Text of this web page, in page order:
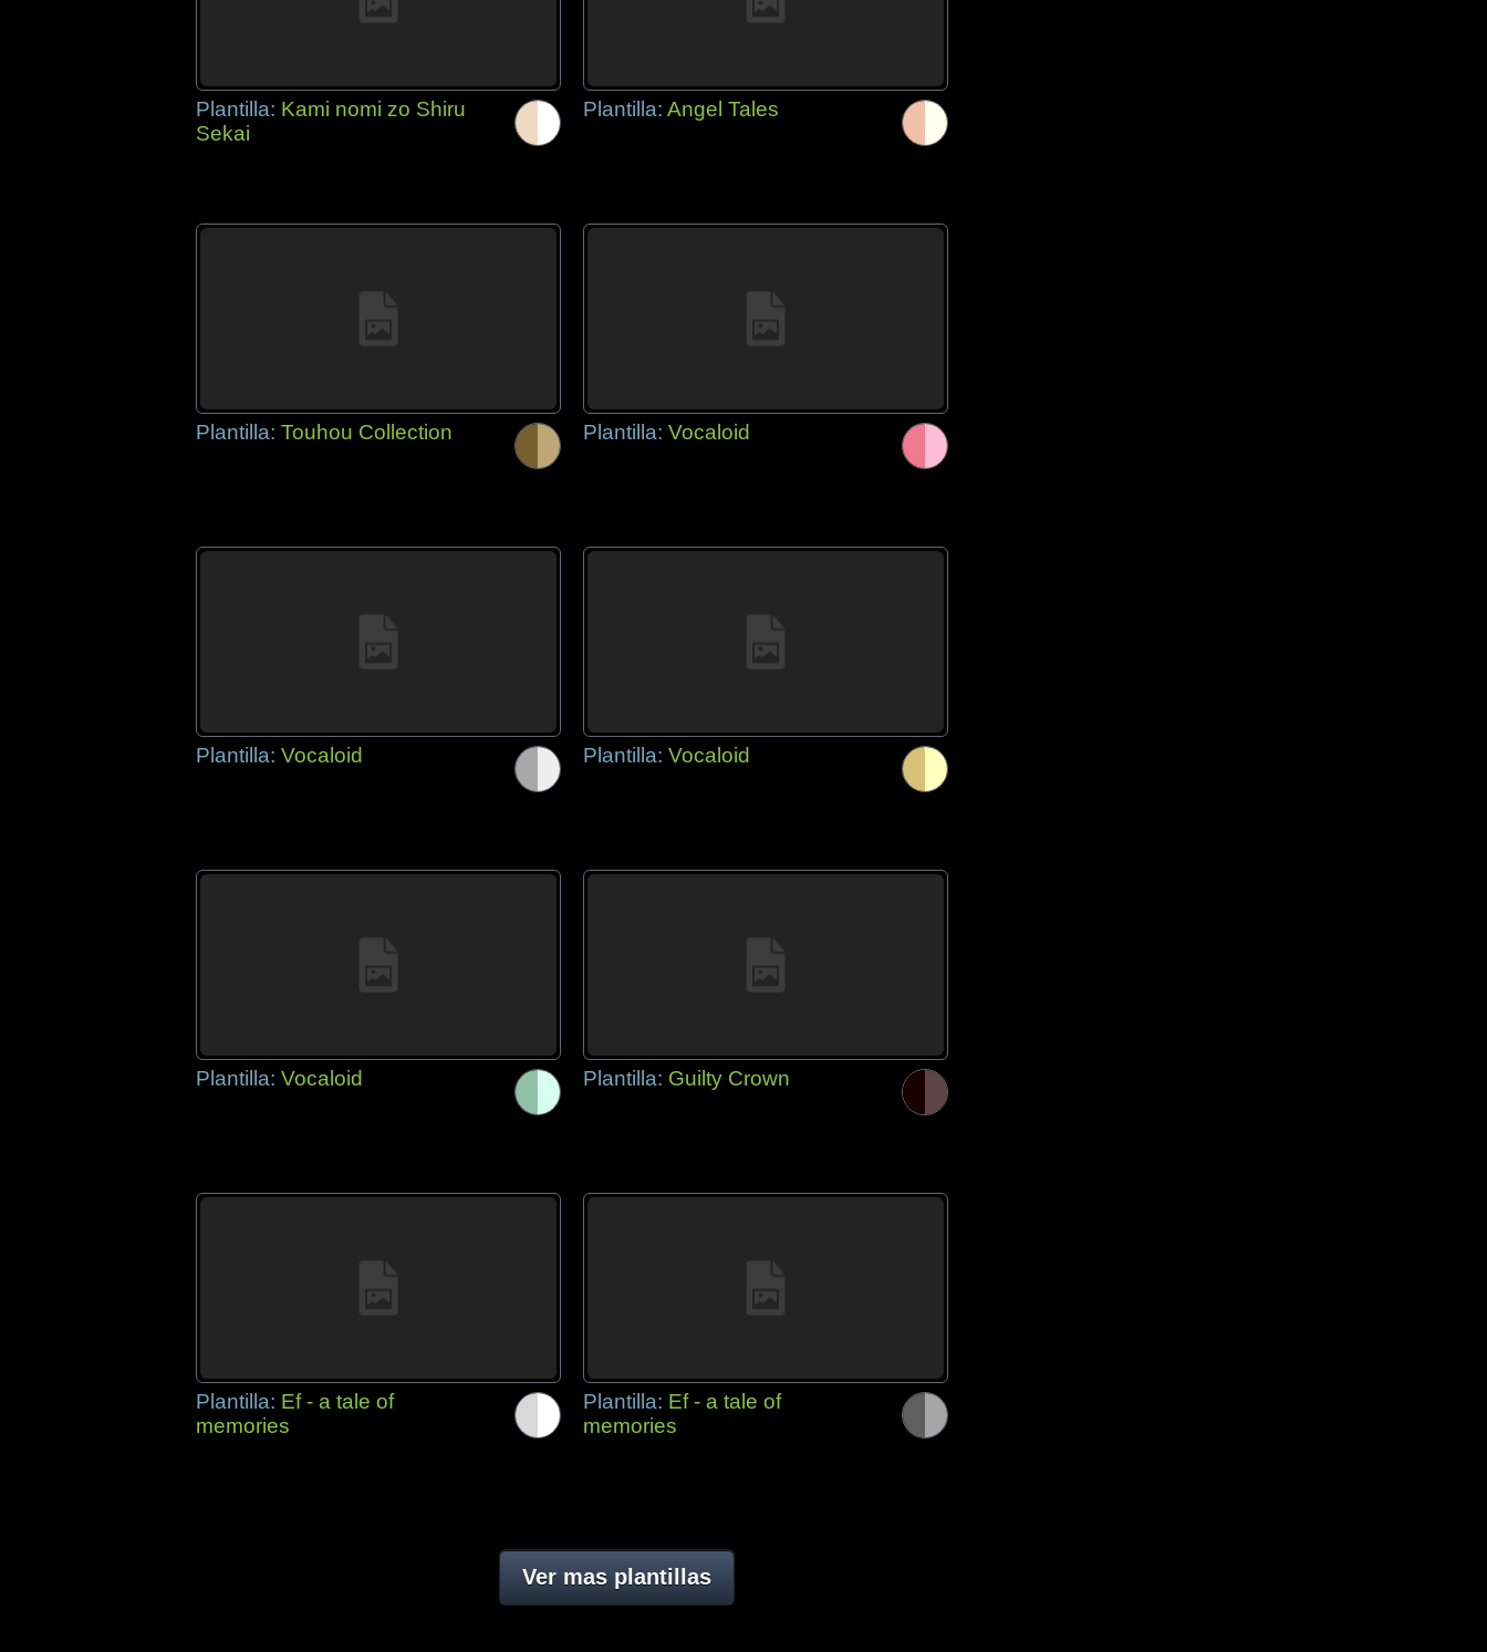
Plantilla: Kami nomi zo Shiru
Sekai
Plantilla: Angel Tales
Plantilla: Touhou Collection Plantilla: Vocaloid
Plantilla: Vocaloid Plantilla: Vocaloid
Plantilla: Vocaloid Plantilla: Guilty Crown
Plantilla: Ef - a tale of
memories
Plantilla: Ef - a tale of
memories
Ver mas plantillas